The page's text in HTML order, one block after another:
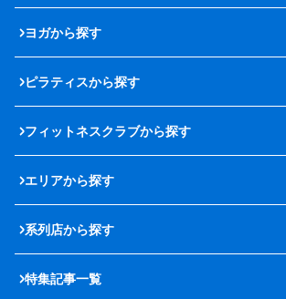
ヨガから探す
ピラティスから探す
フィットネスクラブから探す
エリアから探す
系列店から探す
特集記事一覧